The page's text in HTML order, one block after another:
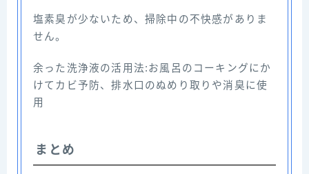
塩素臭が少ないため、掃除中の不快感がありま
せん。
余った洗浄液の活用法:お風呂のコーキングにか
けてカビ予防、排水口のぬめり取りや消臭に使
用
まとめ